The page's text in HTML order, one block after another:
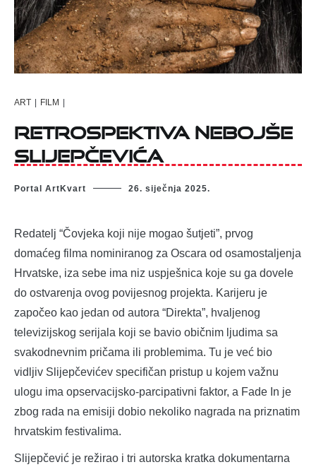
ART | FILM |
Retrospektiva Nebojše
Slijepčevića
Portal ArtKvart 26. siječnja 2025.
Redatelj “Čovjeka koji nije mogao šutjeti”, prvog
domaćeg filma nominiranog za Oscara od osamostaljenja
Hrvatske, iza sebe ima niz uspješnica koje su ga dovele
do ostvarenja ovog povijesnog projekta. Karijeru je
započeo kao jedan od autora “Direkta”, hvaljenog
televizijskog serijala koji se bavio običnim ljudima sa
svakodnevnim pričama ili problemima. Tu je već bio
vidljiv Slijepčevićev specifičan pristup u kojem važnu
ulogu ima opservacijsko-parcipativni faktor, a Fade In je
zbog rada na emisiji dobio nekoliko nagrada na priznatim
hrvatskim festivalima.
Slijepčević je režirao i tri autorska kratka dokumentarna